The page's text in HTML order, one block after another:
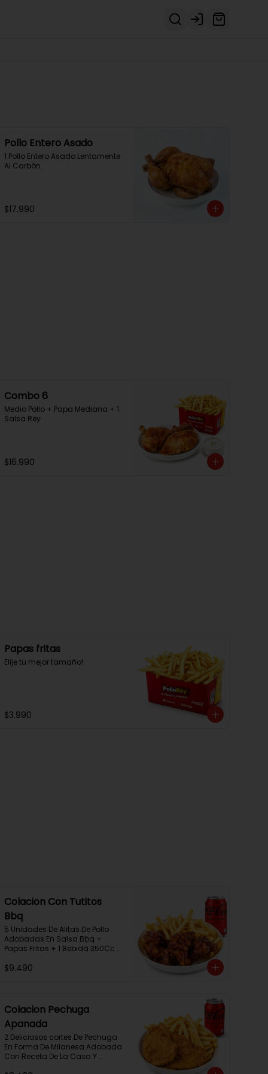
Login
Pollo Entero Asado
1 Pollo Entero Asado Lentamente
Al Carbón.
$17.990
Combo 6
Medio Pollo + Papa Mediana + 1
Salsa Rey
$16.990
Papas fritas
Elije tu mejor tamaño!
$3.990
Colacion Con Tutitos
Bbq
5 Unidades De Alitas De Pollo
Adobadas En Salsa Bbq +
Papas Fritas + 1 Bebida 350Cc +
$9.490
Colacion Pechuga
Apanada
2 Deliciosos cortes De Pechuga
En Forma De Milanesa Adobada
Con Receta De La Casa Y